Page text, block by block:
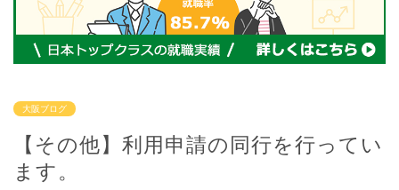
大阪ブログ
【その他】利用申請の同行を行ってい
ます。